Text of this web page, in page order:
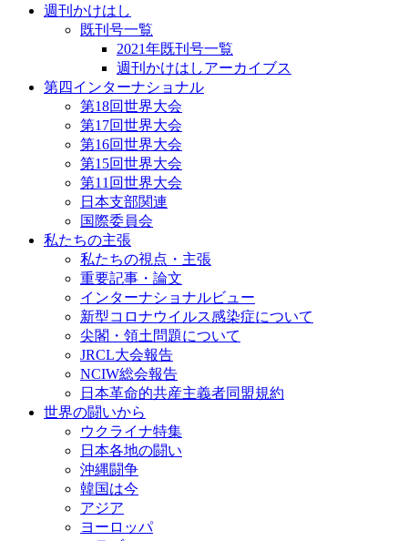
週刊かけはし
既刊号一覧
2021年既刊号一覧
週刊かけはしアーカイブス
第四インターナショナル
第18回世界大会
第17回世界大会
第16回世界大会
第15回世界大会
第11回世界大会
日本支部関連
国際委員会
私たちの主張
私たちの視点・主張
重要記事・論文
インターナショナルビュー
新型コロナウイルス感染症について
尖閣・領土問題について
JRCL大会報告
NCIW総会報告
日本革命的共産主義者同盟規約
世界の闘いから
ウクライナ特集
日本各地の闘い
沖縄闘争
韓国は今
アジア
ヨーロッパ